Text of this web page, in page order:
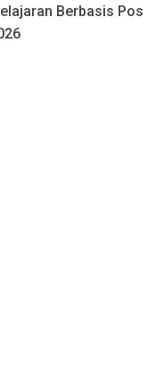
Berbasis Pos